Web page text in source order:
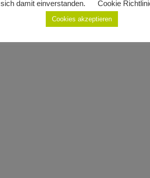
sich damit einverstanden.
Cookie
Cookies akzeptieren